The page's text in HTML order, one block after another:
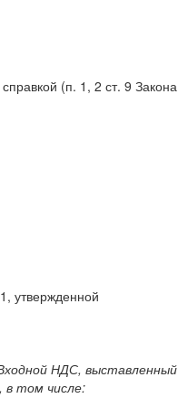
(п. 1, 2 ст. 9 Закона
утвержденной
НДС, выставленный
в том числе: